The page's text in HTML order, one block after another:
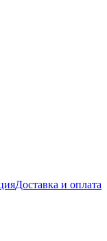
Доставка и оплата